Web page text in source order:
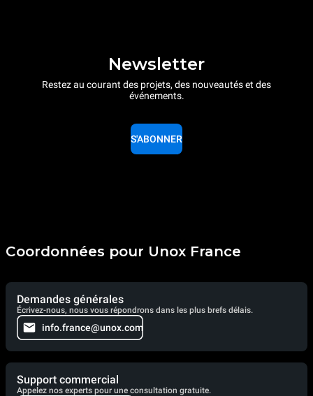
Newsletter
Restez au courant des projets, des nouveautés et des
événements.
S'ABONNER
Coordonnées pour Unox France
Demandes générales
Écrivez-nous, nous vous répondrons dans les plus brefs délais.
info.france@unox.com
Support commercial
Appelez nos experts pour une consultation gratuite.